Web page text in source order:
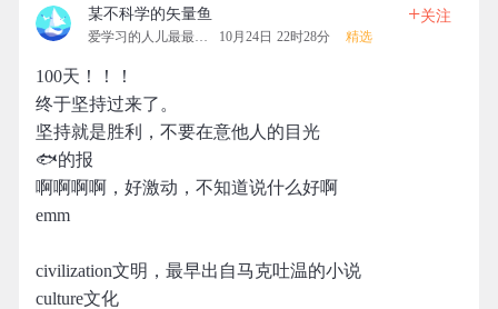
某不科学的矢量鱼
爱学习的人儿最最可爱 10月24日 22时28分 精选
+关注
100天！！！
终于坚持过来了。
坚持就是胜利，不要在意他人的目光
🐟的报
啊啊啊啊，好激动，不知道说什么好啊
emm
civilization文明，最早出自马克吐温的小说
culture文化